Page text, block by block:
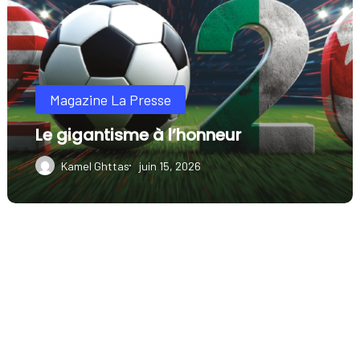
l’honneur
Magazine La Presse
Le gigantisme à l’honneur
Kamel Ghttas juin 15, 2026